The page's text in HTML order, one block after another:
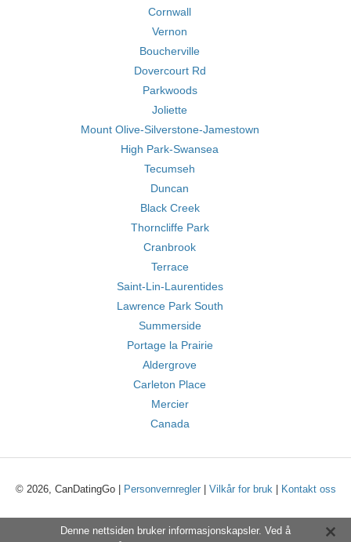
Cornwall
Vernon
Boucherville
Dovercourt Rd
Parkwoods
Joliette
Mount Olive-Silverstone-Jamestown
High Park-Swansea
Tecumseh
Duncan
Black Creek
Thorncliffe Park
Cranbrook
Terrace
Saint-Lin-Laurentides
Lawrence Park South
Summerside
Portage la Prairie
Aldergrove
Carleton Place
Mercier
Canada
© 2026, CanDatingGo | Personvernregler| Vilkår for bruk| Kontakt oss
Denne nettsiden bruker informasjonskapsler. Ved å